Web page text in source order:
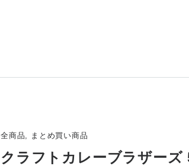
全商品, まとめ買い商品
クラフトカレーブラザーズ